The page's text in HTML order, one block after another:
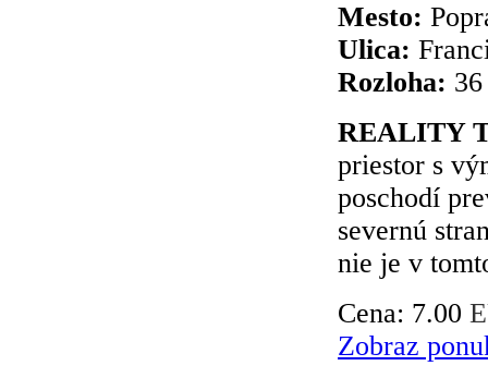
Mesto:
Ulica:
Rozloha:
REALITY
priestor s
poschodí
severnú
nie je v
Cena: 7.00
Zobraz